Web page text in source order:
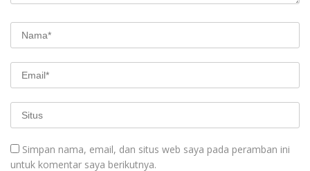
Simpan nama, email, dan situs web saya pada peramban ini
untuk komentar saya berikutnya.